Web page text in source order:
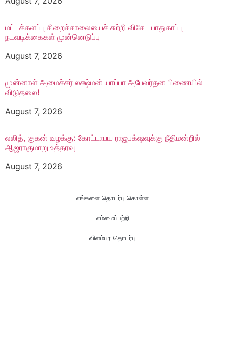
மட்டக்களப்பு சிறைச்சாலையைச் சுற்றி விசேட பாதுகாப்பு
நடவடிக்கைகள் முன்னெடுப்பு
August 7, 2026
முன்னாள் அமைச்சர் லக்ஷ்மன் யாப்பா அபேவர்தன பிணையில்
விடுதலை!
August 7, 2026
லலித், குகன் வழக்கு: கோட்டாபய ராஜபக்‌ஷவுக்கு நீதிமன்றில்
ஆஜராகுமாறு உத்தரவு
August 7, 2026
எங்களை தொடர்பு கொள்ள
எம்மைப்பற்றி
விளம்பர தொடர்பு